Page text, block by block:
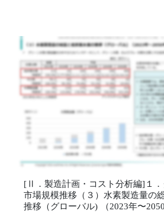
[Ⅱ．製造計画・コスト分析編]１
市場規模推移（３）水素製造量の
推移（グローバル) （2023年〜2050